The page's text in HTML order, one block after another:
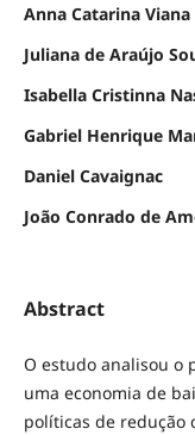
Anna Catarina Viana
Juliana de Araújo
Isabella Cristinna
Gabriel Henrique
Daniel Cavaignac
João Conrado de
Abstract
O estudo analisou o
uma economia de
políticas de redução